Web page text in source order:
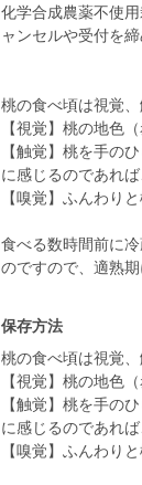
化学合成農薬不使
ャンセルや受付を
桃の食べ頃は視覚
【視覚】桃の地色
【触覚】桃を手の
に感じるのであれ
【嗅覚】ふんわり
食べる数時間前に
のですので、適熟
保存方法
桃の食べ頃は視覚
【視覚】桃の地色
【触覚】桃を手の
に感じるのであれ
【嗅覚】ふんわり